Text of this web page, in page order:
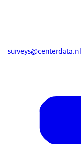
surveys@centerdata.nl